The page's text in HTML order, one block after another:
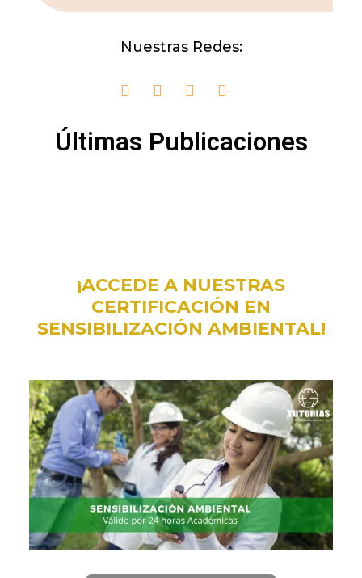
Nuestras Redes:
Últimas Publicaciones
¡ACCEDE A NUESTRAS
CERTIFICACIÓN EN
SENSIBILIZACIÓN AMBIENTAL!